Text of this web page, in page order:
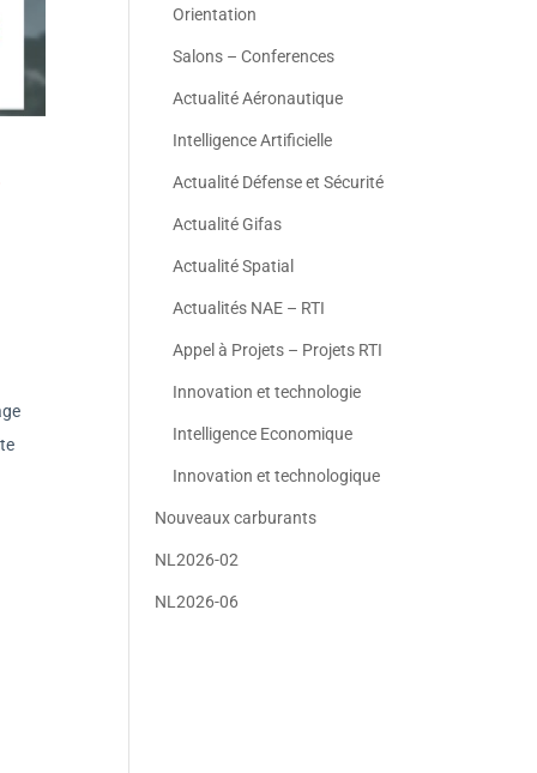
Orientation
Salons – Conferences
Actualité Aéronautique
Intelligence Artificielle
Actualité Défense et Sécurité
Actualité Gifas
Actualité Spatial
Actualités NAE – RTI
Appel à Projets – Projets RTI
Innovation et technologie
Intelligence Economique
Innovation et technologique
Nouveaux carburants
NL2026-02
NL2026-06